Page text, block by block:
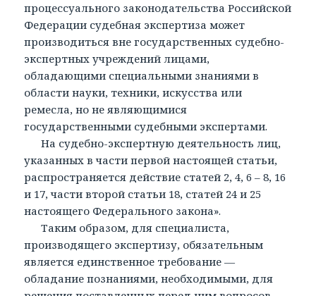
процессуального законодательства Российской
Федерации судебная экспертиза может
производиться вне государственных судебно-
экспертных учреждений лицами,
обладающими специальными знаниями в
области науки, техники, искусства или
ремесла, но не являющимися
государственными судебными экспертами.
На судебно-экспертную деятельность лиц,
указанных в части первой настоящей статьи,
распространяется действие статей 2, 4, 6 – 8, 16
и 17, части второй статьи 18, статей 24 и 25
настоящего Федерального закона».
Таким образом, для специалиста,
производящего экспертизу, обязательным
является единственное требование —
обладание познаниями, необходимыми, для